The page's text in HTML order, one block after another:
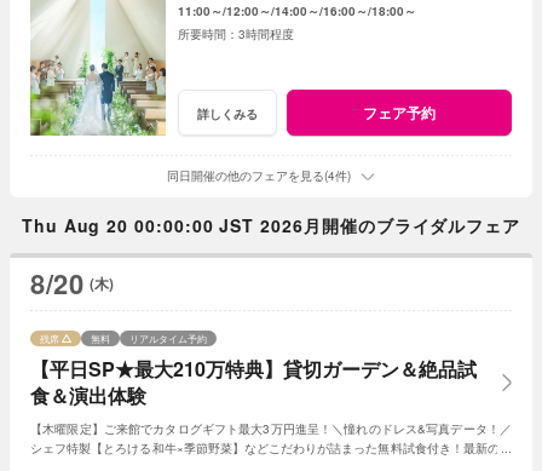
11:00～ 12:00～ 14:00～ 16:00～ 18:00～
3時間程度
詳しくみる フェア予約
同日開催の他のフェアを見る(4件)
Thu Aug 20 00:00:00 JST 2026月開催のブライダルフェア
8/20 (木)
【平日SP★最大210万特典】貸切ガーデン＆絶品試
食＆演出体験
残席 無料 リアルタイム予約
【木曜限定】ご来館でカタログギフト最大3万円進呈！＼憧れのドレス&写真データ！／
シェフ特製【とろける和牛×季節野菜】などこだわりが詰まった無料試食付き！最新のマ